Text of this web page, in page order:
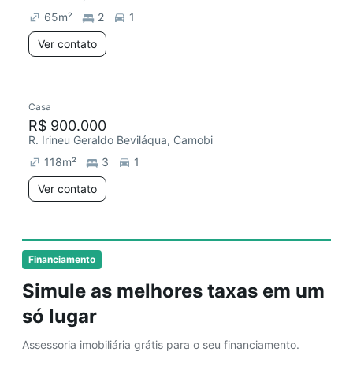
Financiamento
Simule as melhores taxas em um
só lugar
Assessoria imobiliária grátis para o seu financiamento.
65m² 2
1
Ver contato
Casa
R$ 900.000
R. Irineu Geraldo Beviláqua, Camobi
118m² 3
1
Ver contato